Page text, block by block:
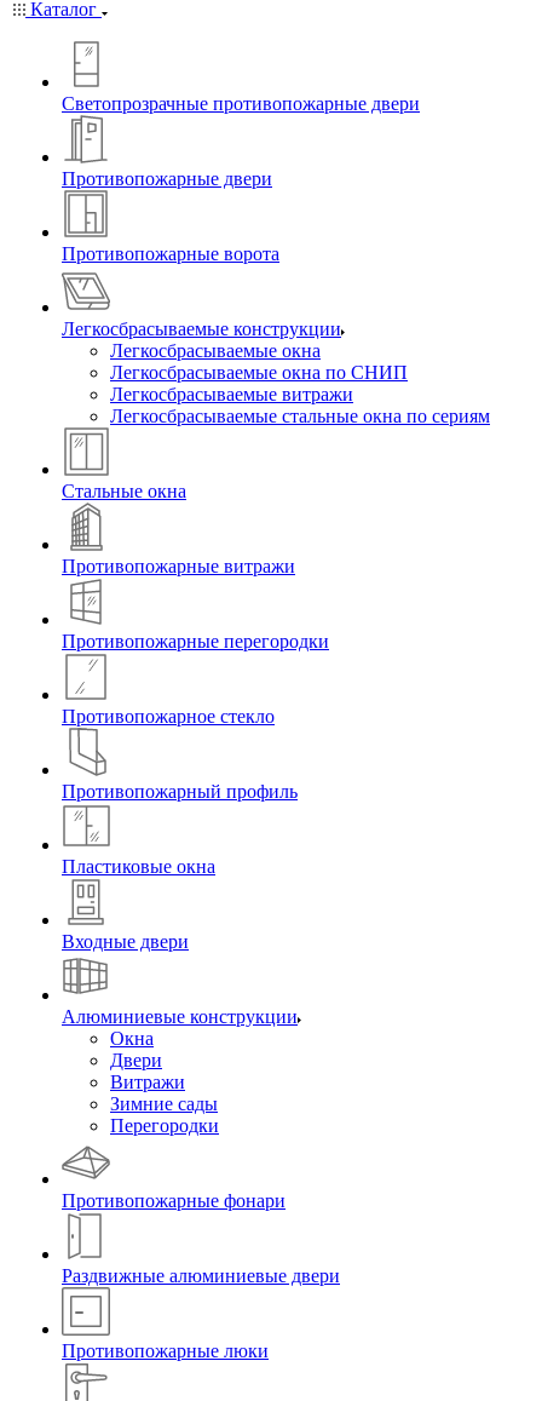
Каталог
Светопрозрачные противопожарные двери
Противопожарные двери
Противопожарные ворота
Легкосбрасываемые конструкции
Легкосбрасываемые окна
Легкосбрасываемые окна по СНИП
Легкосбрасываемые витражи
Легкосбрасываемые стальные окна по сериям
Стальные окна
Противопожарные витражи
Противопожарные перегородки
Противопожарное стекло
Противопожарный профиль
Пластиковые окна
Входные двери
Алюминиевые конструкции
Окна
Двери
Витражи
Зимние сады
Перегородки
Противопожарные фонари
Раздвижные алюминиевые двери
Противопожарные люки